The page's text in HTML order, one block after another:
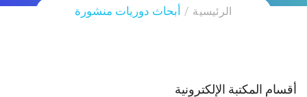
الرئيسية أبحاث دوريات منشورة
أقسام المكتبة الإلكترونية